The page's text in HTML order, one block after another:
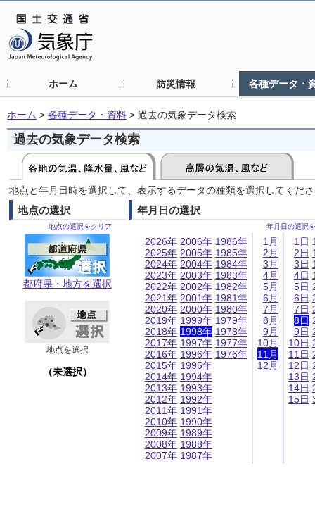
ホーム 防災情報 各種データ・
ホーム > 各種データ・資料 > 過去の気象データ検索
過去の気象データ検索
地点と年月日時を選択して、表示するデータの種類を選択してくだ
地点の選択
地点の選択をクリア
都府県・地方を選択
地点を選択
（未選択）
年月日の選択
年月日の選択
2026年
2025年
2024年
2023年
2022年
2021年
2020年
2019年
2018年
2017年
2016年
2015年
2014年
2013年
2012年
2011年
2010年
2009年
2008年
2007年
2006年
2005年
2004年
2003年
2002年
2001年
2000年
1999年
1998年
1997年
1996年
1995年
1994年
1993年
1992年
1991年
1990年
1989年
1988年
1987年
1986年
1985年
1984年
1983年
1982年
1981年
1980年
1979年
1978年
1977年
1976年
1月
2月
3月
4月
5月
6月
7月
8月
9月
10月
11月
12月
1日
2日
3日
4日
5日
6日
7日
8日
9日
10日
11日
12日
13日
14日
15日